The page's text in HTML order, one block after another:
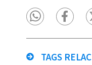
TAGS